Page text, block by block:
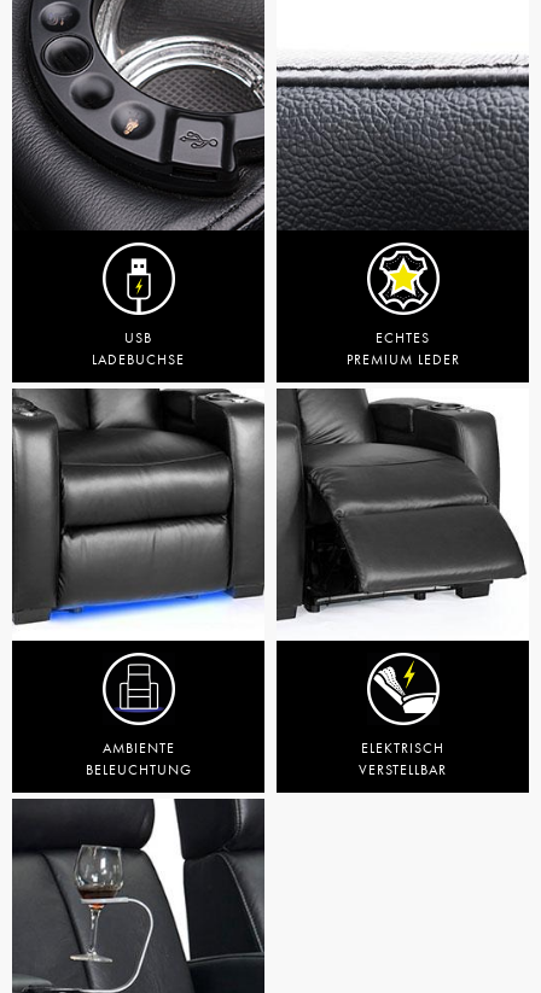
USB
LADEBUCHSE
ECHTES
PREMIUM LEDER
AMBIENTE
BELEUCHTUNG
ELEKTRISCH
VERSTELLBAR